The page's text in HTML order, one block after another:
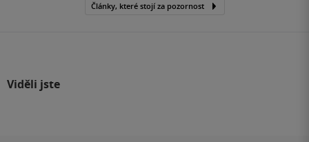
Články, které stojí za pozornost
Viděli jste